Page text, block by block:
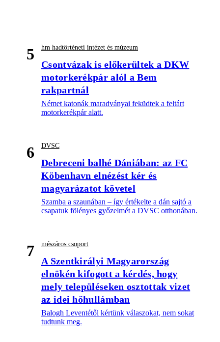
5 hm hadtörténeti intézet és múzeum
Csontvázak is előkerültek a DKW
motorkerékpár alól a Bem
rakpartnál
Német katonák maradványai feküdtek a feltárt
motorkerékpár alatt.
6 DVSC
Debreceni balhé Dániában: az FC
Köbenhavn elnézést kér és
magyarázatot követel
Szamba a szaunában – így értékelte a dán sajtó a
csapatuk fölényes győzelmét a DVSC otthonában.
7 mészáros csoport
A Szentkirályi Magyarország
elnökén kifogott a kérdés, hogy
mely településeken osztottak vizet
az idei hőhullámban
Balogh Leventétől kértünk válaszokat, nem sokat
tudtunk meg.